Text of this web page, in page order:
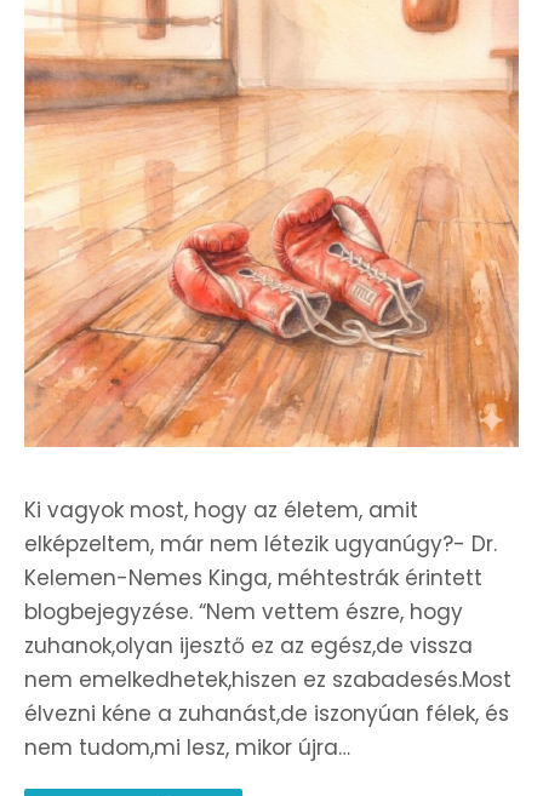
Ki vagyok most, hogy az életem, amit
elképzeltem, már nem létezik ugyanúgy?- Dr.
Kelemen-Nemes Kinga, méhtestrák érintett
blogbejegyzése. “Nem vettem észre, hogy
zuhanok,olyan ijesztő ez az egész,de vissza
nem emelkedhetek,hiszen ez szabadesés.Most
élvezni kéne a zuhanást,de iszonyúan félek, és
nem tudom,mi lesz, mikor újra…